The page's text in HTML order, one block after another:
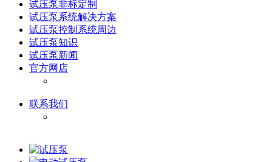
试压泵非标定制
试压泵系统解决方案
试压泵控制系统周边
试压泵知识
试压泵新闻
官方网店
联系我们